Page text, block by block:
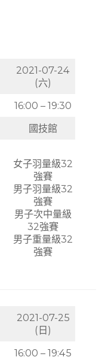
2021-07-24
(六)
16:00 – 19:30
國技館
女子羽量級32
強賽
男子羽量級32
強賽
男子次中量級
32強賽
男子重量級32
強賽
2021-07-25
(日)
16:00 – 19:45